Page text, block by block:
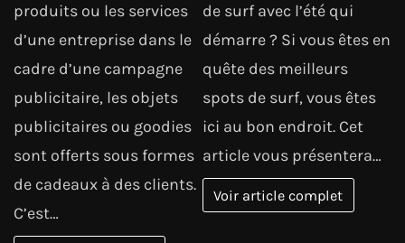
produits ou les services
d’une entreprise dans le
cadre d’une campagne
publicitaire, les objets
publicitaires ou goodies
sont offerts sous formes
de cadeaux à des clients.
C’est…
de surf avec l’été qui
démarre ? Si vous êtes en
quête des meilleurs
spots de surf, vous êtes
ici au bon endroit. Cet
article vous présentera…
Voir article complet